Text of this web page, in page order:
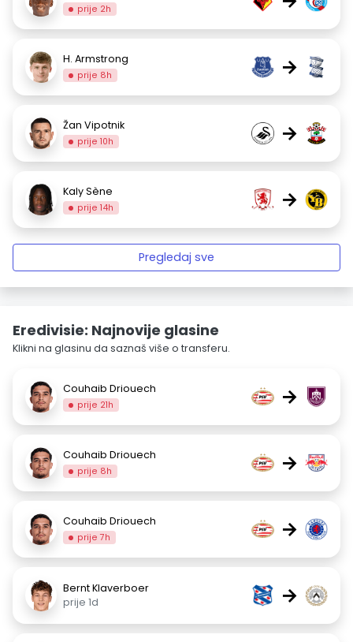
prije 2h
H. Armstrong
prije 8h →
Žan Vipotnik
prije 10h →
Kaly Sène
prije 14h →
Pregledaj sve
Eredivisie: Najnovije glasine
Klikni na glasinu da saznaš više o transferu.
Couhaib Driouech
prije 21h →
Couhaib Driouech
prije 8h →
Couhaib Driouech
prije 7h →
Bernt Klaverboer
prije 1d
→